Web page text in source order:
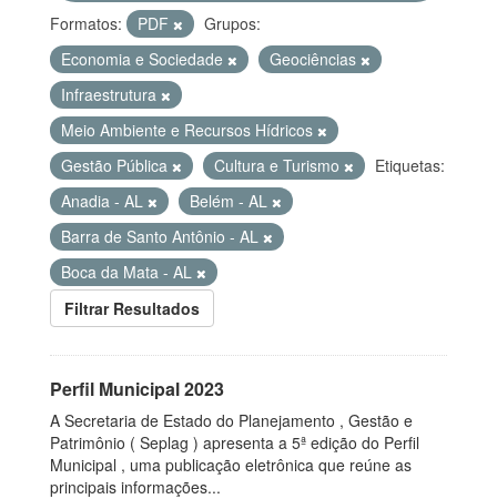
Formatos:
PDF
Grupos:
Economia e Sociedade
Geociências
Infraestrutura
Meio Ambiente e Recursos Hídricos
Gestão Pública
Cultura e Turismo
Etiquetas:
Anadia - AL
Belém - AL
Barra de Santo Antônio - AL
Boca da Mata - AL
Filtrar Resultados
Perfil Municipal 2023
A Secretaria de Estado do Planejamento , Gestão e
Patrimônio ( Seplag ) apresenta a 5ª edição do Perfil
Municipal , uma publicação eletrônica que reúne as
principais informações...